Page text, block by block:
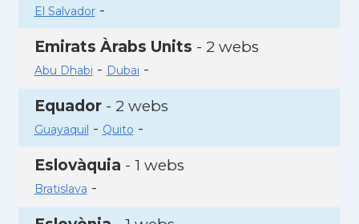
El Salvador-
Emirats Àrabs Units - 2 webs
Abu Dhabi - Dubai -
Equador- 2 webs
Guayaquil - Quito -
Eslovàquia - 1 webs
Bratislava -